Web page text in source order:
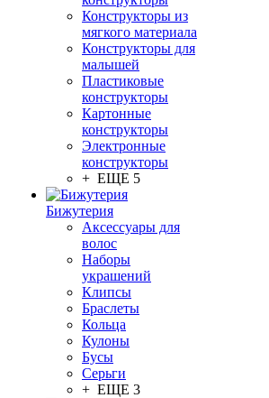
Конструкторы из
мягкого материала
Конструкторы для
малышей
Пластиковые
конструкторы
Картонные
конструкторы
Электронные
конструкторы
+ ЕЩЕ 5
Бижутерия
Аксессуары для
волос
Наборы
украшений
Клипсы
Браслеты
Кольца
Кулоны
Бусы
Серьги
+ ЕЩЕ 3